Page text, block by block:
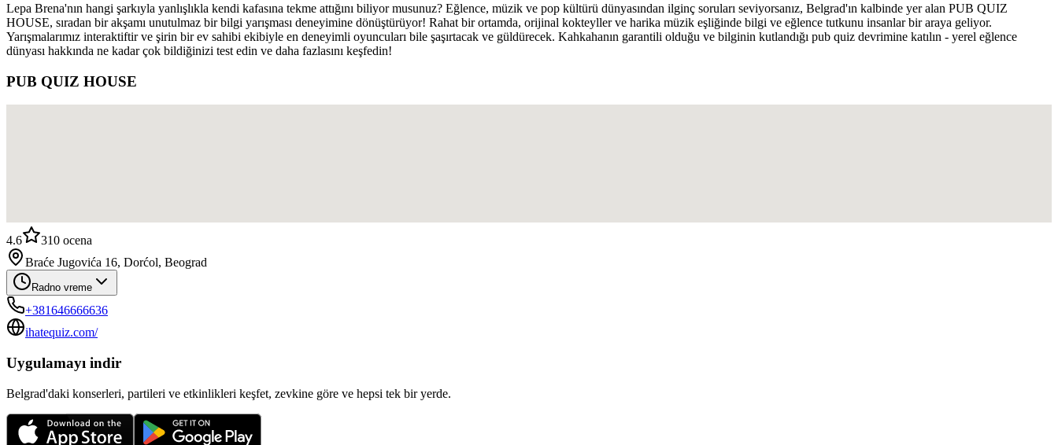
Lepa Brena'nın hangi şarkıyla yanlışlıkla kendi kafasına tekme attığını biliyor musunuz? Eğlence, müzik ve pop kültürü dünyasından ilginç soruları seviyorsanız, Belgrad'ın kalbinde yer alan PUB QUIZ
HOUSE, sıradan bir akşamı unutulmaz bir bilgi yarışması deneyimine dönüştürüyor! Rahat bir ortamda, orijinal kokteyller ve harika müzik eşliğinde bilgi ve eğlence tutkunu insanlar bir araya geliyor.
Yarışmalarımız interaktiftir ve şirin bir ev sahibi ekibiyle en deneyimli oyuncuları bile şaşırtacak ve güldürecek. Kahkahanın garantili olduğu ve bilginin kutlandığı pub quiz devrimine katılın - yerel eğlence
dünyası hakkında ne kadar çok bildiğinizi test edin ve daha fazlasını keşfedin!
PUB QUIZ HOUSE
4.6 310 ocena
Braće Jugovića 16, Dorćol, Beograd
Radno vreme
+381646666636
ihatequiz.com/
Uygulamayı indir
Belgrad'daki konserleri, partileri ve etkinlikleri keşfet, zevkine göre ve hepsi tek bir yerde.